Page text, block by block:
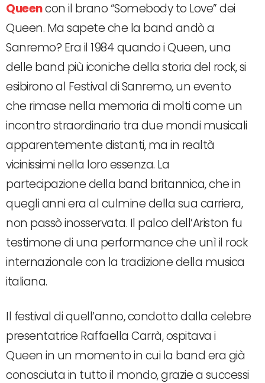
Queencon il brano “Somebody to Love” dei
Queen. Ma sapete che la band andò a
Sanremo? Era il 1984 quando i Queen, una
delle band più iconiche della storia del rock, si
esibirono al Festival di Sanremo, un evento
che rimase nella memoria di molti come un
incontro straordinario tra due mondi musicali
apparentemente distanti, ma in realtà
vicinissimi nella loro essenza. La
partecipazione della band britannica, che in
quegli anni era al culmine della sua carriera,
non passò inosservata. Il palco dell’Ariston fu
testimone di una performance che unì il rock
internazionale con la tradizione della musica
italiana.
Il festival di quell’anno, condotto dalla celebre
presentatrice Raffaella Carrà, ospitava i
Queen in un momento in cui la band era già
conosciuta in tutto il mondo, grazie a successi